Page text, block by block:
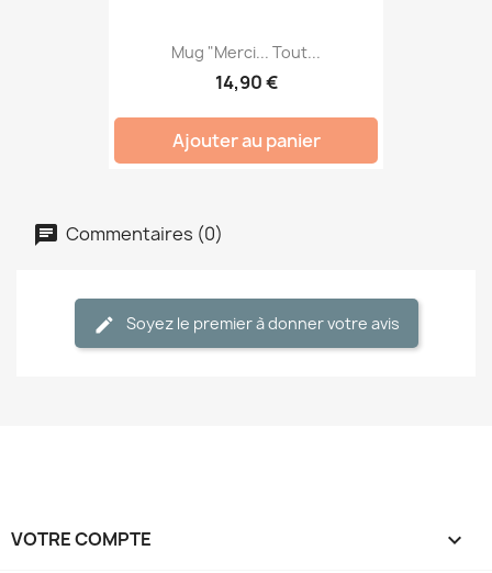
Mug "Merci... Tout...
14,90 €
Ajouter au panier
Commentaires (0)
Soyez le premier à donner votre avis
VOTRE COMPTE 